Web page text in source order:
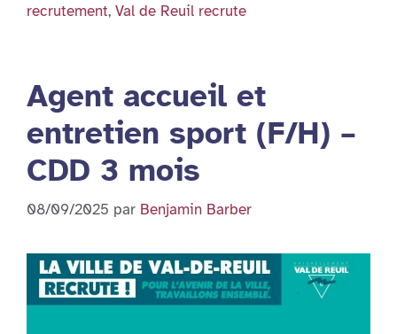
recrutement, Val de Reuil recrute
Agent accueil et
entretien sport (F/H) –
CDD 3 mois
08/09/2025 par Benjamin Barber